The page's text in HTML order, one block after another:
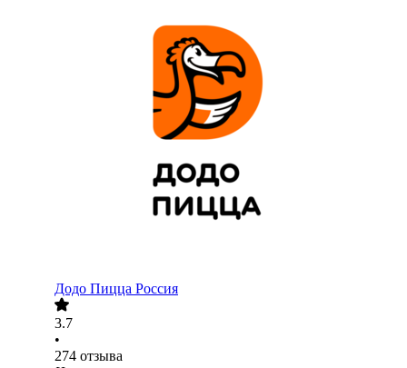
Додо Пицца Россия
3.7
•
274 отзыва